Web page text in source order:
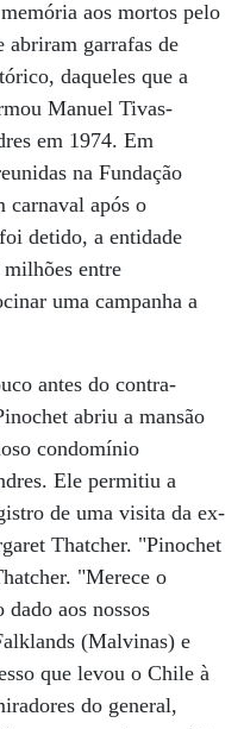
aos mortos pelo
abriram garrafas de
daqueles que a
Manuel Tivas-
em 1974. Em
na Fundação
carnaval após o
detido, a entidade
entre
uma campanha a
antes do contra-
abriu a mansão
condomínio
Ele permitiu a
de uma visita da ex-
Thatcher. "Pinochet
"Merece o
aos nossos
(Malvinas) e
que levou o Chile à
do general,